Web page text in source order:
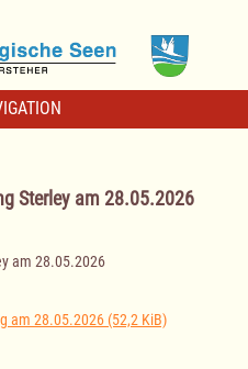
Sterley am 28.05.2026
am 28.05.2026
am 28.05.2026 (52,2 KiB)